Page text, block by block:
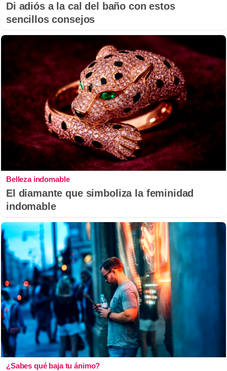
Di adiós a la cal del baño con estos
sencillos consejos
Belleza indomable
El diamante que simboliza la feminidad
indomable
¿Sabes qué baja tu ánimo?